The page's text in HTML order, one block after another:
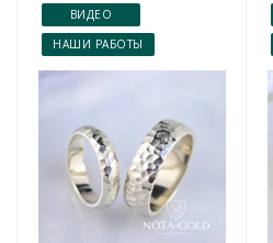
ВИДЕО
НАШИ РАБОТЫ